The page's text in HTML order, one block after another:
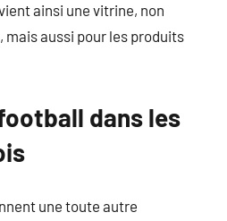
ainsi une vitrine, non
mais aussi pour les produits
dans les
une toute autre